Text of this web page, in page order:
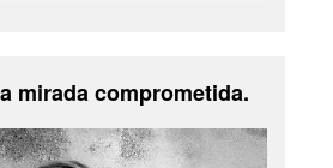
mirada comprometida.